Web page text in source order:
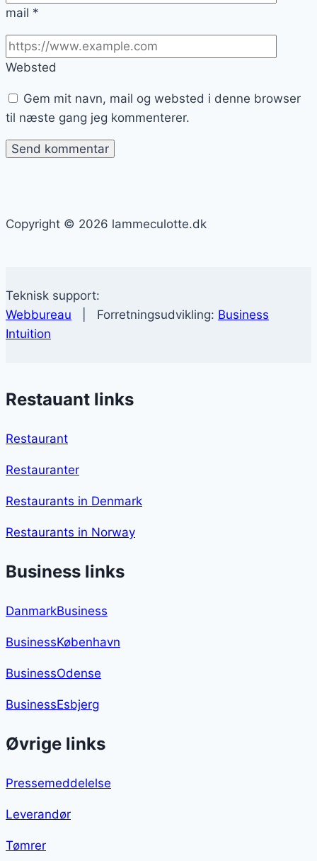
mail *
Websted
Gem mit navn, mail og websted i denne browser
til næste gang jeg kommenterer.
Copyright © 2026 lammeculotte.dk
Teknisk support:
Webbureau | Forretningsudvikling: Business
Intuition
Restauant links
Restaurant
Restauranter
Restaurants in Denmark
Restaurants in Norway
Business links
DanmarkBusiness
BusinessKøbenhavn
BusinessOdense
BusinessEsbjerg
Øvrige links
Pressemeddelelse
Leverandør
Tømrer